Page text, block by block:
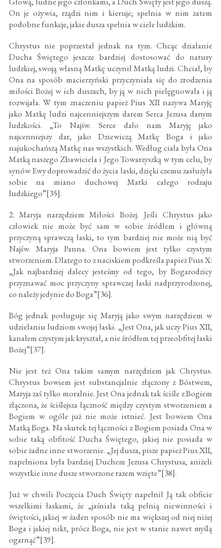
On je ożywia, rządzi nim i kieruje; spełnia w nim zatem
podobne funkcje, jakie dusza spełnia w ciele ludzkim.
Chrystus nie poprzestał jednak na tym. Chcąc działanie
Ducha Świętego jeszcze bardziej dostosować do natury
ludzkiej, swoją własną Matkę uczynił Matką ludzi. Chciał, by
Ona na sposób macierzyński przyczyniała się do zrodzenia
miłości Bożej w ich duszach, by ją w nich pielęgnowała i ją
rozwijała. W tym znaczeniu papież Pius XII nazywa Maryję
jako Matkę ludzi najcenniejszym darem Serca Jezusa danym
ludzkości. „To Najśw. Serce dało nam Maryję jako
najcenniejszy dar, jako Dziewiczą Matkę Boga i jako
najukochańszą Matkę nas wszystkich. Według ciała była Ona
Matką naszego Zbawiciela i Jego Towarzyszką w tym celu, by
synów Ewy doprowadzić do życia łaski, dzięki czemu zasłużyła
sobie na miano duchowej Matki całego rodzaju
ludzkiego”[35].
2. Maryja narzędziem Miłości Bożej. Jeśli Chrystus jako
człowiek nie może być sam w sobie źródłem i główną
przyczyną sprawczą łaski, to tym bardziej nie może nią być
Najśw. Maryja Panna. Ona bowiem jest tylko czystym
stworzeniem. Dlatego to z naciskiem podkreśla papież Pius X:
„Jak najbardziej dalecy jesteśmy od tego, by Bogarodzicy
przyznawać moc przyczyny sprawczej łaski nadprzyrodzonej,
co należy jedynie do Boga”[36].
Bóg jednak posługuje się Maryją jako swym narzędziem w
udzielaniu ludziom swojej łaski. „Jest Ona, jak uczy Pius XII,
kanałem czystym jak kryształ, a nie źródłem tej przeobfitej łaski
Bożej”[37].
Nie jest też Ona takim samym narzędziem jak Chrystus.
Chrystus bowiem jest substancjalnie złączony z Bóstwem,
Maryja zaś tylko moralnie. Jest Ona jednak tak ściśle z Bogiem
złączona, że ściślejsza łączność między czystym stworzeniem a
Bogiem w ogóle już nie może istnieć. Jest bowiem Ona
Matką Boga. Na skutek tej łączności z Bogiem posiada Ona w
sobie taką obfitość Ducha Świętego, jakiej nie posiada w
sobie żadne inne stworzenie. „Jej dusza, pisze papież Pius XII,
napełniona była bardziej Duchem Jezusa Chrystusa, aniżeli
wszystkie inne dusze stworzone razem wzięte”[38].
Już w chwili Poczęcia Duch Święty napełnił Ją tak obficie
wszelkimi łaskami, że „jaśniała taką pełnią niewinności i
świętości, jakiej w żaden sposób nie ma większej od niej niżej
Boga i jakiej nikt, prócz Boga, nie jest w stanie nawet myślą
ogarnąć”[39].